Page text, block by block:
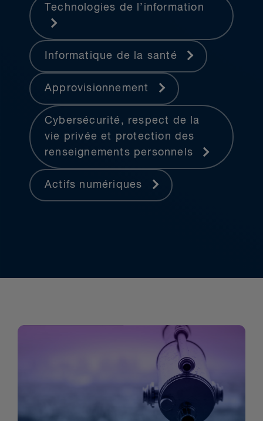
Technologies de l’information
Informatique de la santé
Approvisionnement
Cybersécurité, respect de la
vie privée et protection des
renseignements personnels
Actifs numériques